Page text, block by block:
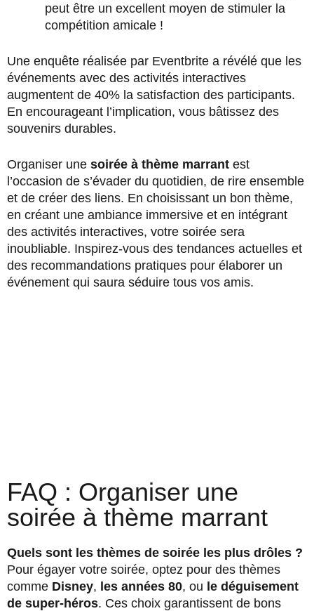
peut être un excellent moyen de stimuler la
compétition amicale !
Une enquête réalisée par Eventbrite a révélé que les
événements avec des activités interactives
augmentent de 40% la satisfaction des participants.
En encourageant l’implication, vous bâtissez des
souvenirs durables.
Organiser une soirée à thème marrant est
l’occasion de s’évader du quotidien, de rire ensemble
et de créer des liens. En choisissant un bon thème,
en créant une ambiance immersive et en intégrant
des activités interactives, votre soirée sera
inoubliable. Inspirez-vous des tendances actuelles et
des recommandations pratiques pour élaborer un
événement qui saura séduire tous vos amis.
FAQ : Organiser une
soirée à thème marrant
Quels sont les thèmes de soirée les plus drôles ?
Pour égayer votre soirée, optez pour des thèmes
comme Disney, les années 80, ou le déguisement
de super-héros. Ces choix garantissent de bons